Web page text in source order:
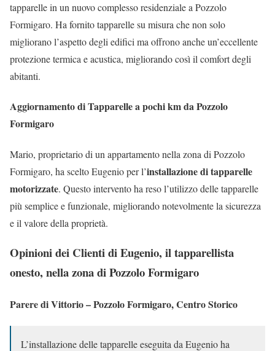
tapparelle in un nuovo complesso residenziale a Pozzolo
Formigaro. Ha fornito tapparelle su misura che non solo
migliorano l’aspetto degli edifici ma offrono anche un’eccellente
protezione termica e acustica, migliorando così il comfort degli
abitanti.
Aggiornamento di Tapparelle a pochi km da Pozzolo
Formigaro
Mario, proprietario di un appartamento nella zona di Pozzolo
Formigaro, ha scelto Eugenio per l’installazione di tapparelle
motorizzate. Questo intervento ha reso l’utilizzo delle tapparelle
più semplice e funzionale, migliorando notevolmente la sicurezza
e il valore della proprietà.
Opinioni dei Clienti di Eugenio, il tapparellista
onesto, nella zona di Pozzolo Formigaro
Parere di Vittorio – Pozzolo Formigaro, Centro Storico
L’installazione delle tapparelle eseguita da Eugenio ha